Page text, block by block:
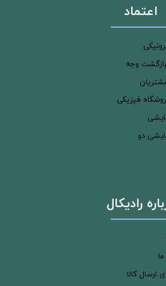
اعتماد
وجه
فیزیکی
دو
رادیکال
کالا